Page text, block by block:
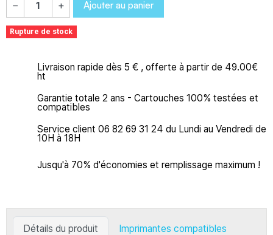
− + Ajouter au panier
Rupture de stock
Livraison rapide dès 5 € , offerte à partir de 49.00€
ht
Garantie totale 2 ans - Cartouches 100% testées et
compatibles
Service client 06 82 69 31 24 du Lundi au Vendredi de
10H à 18H
Jusqu'à 70% d'économies et remplissage maximum !
Détails du produit Imprimantes compatibles